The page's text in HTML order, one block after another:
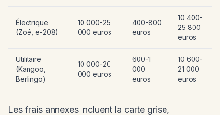
Électrique
(Zoé, e-208)
10 000-25
000 euros
400-800
euros
10 400-
25 800
euros
Utilitaire
(Kangoo,
Berlingo)
10 000-20
000 euros
600-1
000
euros
10 600-
21 000
euros
Les frais annexes incluent la carte grise,